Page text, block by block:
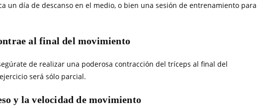
un día de descanso en el medio, o bien una sesión de entrenamiento para
al final del movimiento
de realizar una poderosa contracción del tríceps al final del
será sólo parcial.
y la velocidad de movimiento